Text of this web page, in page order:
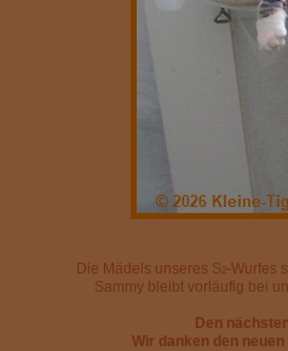
Die Mädels unseres S 2-Wurfes
Sammy bleibt vorläufig bei
Den
Wir danken den